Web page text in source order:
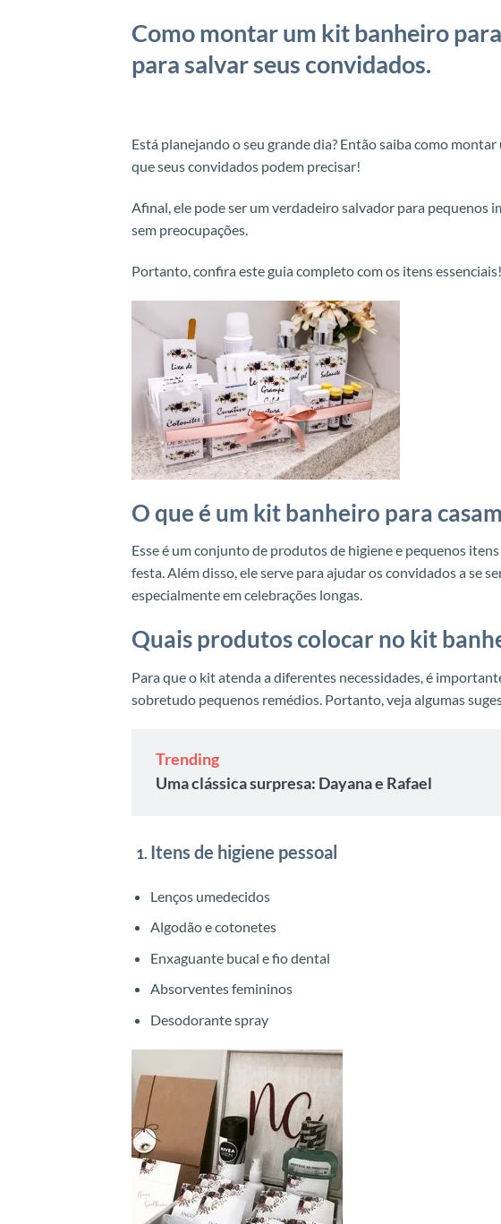
Como montar um kit banheiro
para salvar seus convidados.
Está planejando o seu grande dia? Então saiba como montar
que seus convidados podem precisar!
Afinal, ele pode ser um verdadeiro salvador para
sem preocupações.
Portanto, confira este guia completo com os itens essenciais!
O que é um kit banheiro para
Esse é um conjunto de produtos de higiene e pequenos
festa. Além disso, ele serve para ajudar os convidados a se
especialmente em celebrações longas.
Quais produtos colocar no kit
Para que o kit atenda a diferentes necessidades, é
sobretudo pequenos remédios. Portanto, veja algumas
Trending
Uma clássica surpresa: Dayana e Rafael
Itens de higiene pessoal
Lenços umedecidos
Algodão e cotonetes
Enxaguante bucal e fio dental
Absorventes femininos
Desodorante spray